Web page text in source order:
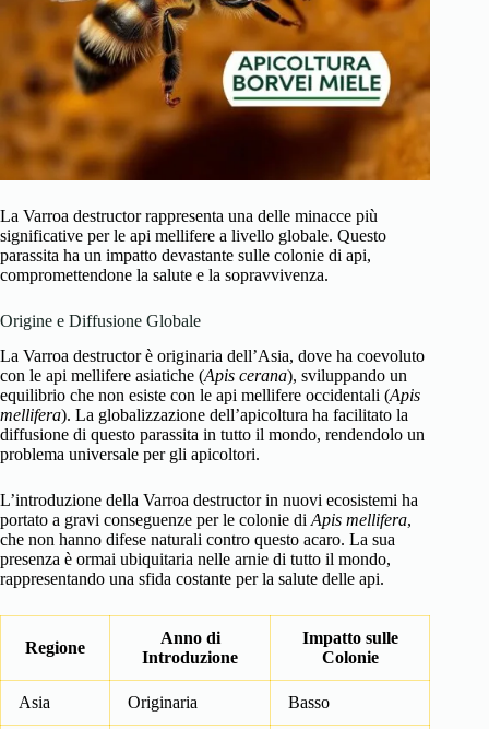
La Varroa destructor rappresenta una delle minacce più
significative per le api mellifere a livello globale. Questo
parassita ha un impatto devastante sulle colonie di api,
compromettendone la salute e la sopravvivenza.
Origine e Diffusione Globale
La Varroa destructor è originaria dell’Asia, dove ha coevoluto
con le api mellifere asiatiche (Apis cerana), sviluppando un
equilibrio che non esiste con le api mellifere occidentali (Apis
mellifera). La globalizzazione dell’apicoltura ha facilitato la
diffusione di questo parassita in tutto il mondo, rendendolo un
problema universale per gli apicoltori.
L’introduzione della Varroa destructor in nuovi ecosistemi ha
portato a gravi conseguenze per le colonie di Apis mellifera,
che non hanno difese naturali contro questo acaro. La sua
presenza è ormai ubiquitaria nelle arnie di tutto il mondo,
rappresentando una sfida costante per la salute delle api.
Regione
Anno di
Introduzione
Impatto sulle
Colonie
Asia Originaria Basso